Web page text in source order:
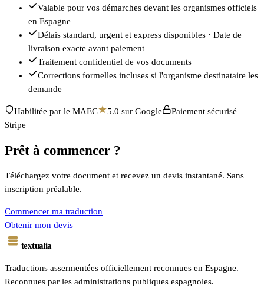
Valable pour vos démarches devant les organismes officiels
en Espagne
Délais standard, urgent et express disponibles · Date de
livraison exacte avant paiement
Traitement confidentiel de vos documents
Corrections formelles incluses si l'organisme destinataire les
demande
Habilitée par le MAEC 5.0 sur Google
Paiement sécurisé
Stripe
Prêt à commencer ?
Téléchargez votre document et recevez un devis instantané. Sans
inscription préalable.
Commencer ma traduction
Obtenir mon devis
textualia
Traductions assermentées officiellement reconnues en Espagne.
Reconnues par les administrations publiques espagnoles.